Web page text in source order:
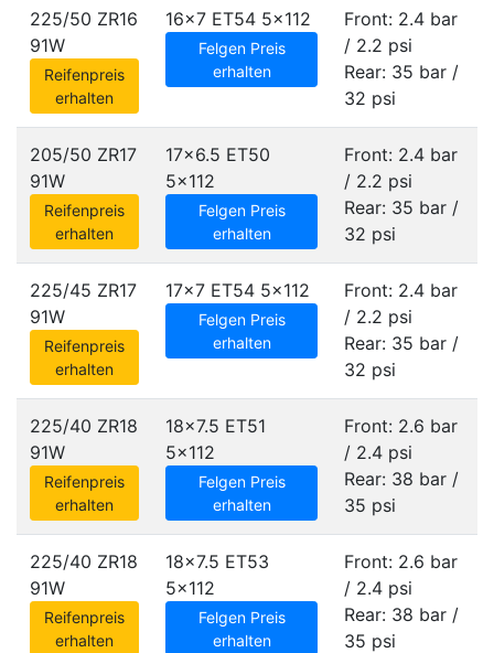
225/50 ZR16
91W
Reifenpreis
erhalten
16x7 ET54 5x112
Felgen Preis
erhalten
Front: 2.4 bar
/ 2.2 psi
Rear: 35 bar /
32 psi
205/50 ZR17
91W
Reifenpreis
erhalten
17x6.5 ET50
5x112
Felgen Preis
erhalten
Front: 2.4 bar
/ 2.2 psi
Rear: 35 bar /
32 psi
225/45 ZR17
91W
Reifenpreis
erhalten
17x7 ET54 5x112
Felgen Preis
erhalten
Front: 2.4 bar
/ 2.2 psi
Rear: 35 bar /
32 psi
225/40 ZR18
91W
Reifenpreis
erhalten
18x7.5 ET51
5x112
Felgen Preis
erhalten
Front: 2.6 bar
/ 2.4 psi
Rear: 38 bar /
35 psi
225/40 ZR18
91W
Reifenpreis
erhalten
18x7.5 ET53
5x112
Felgen Preis
erhalten
Front: 2.6 bar
/ 2.4 psi
Rear: 38 bar /
35 psi